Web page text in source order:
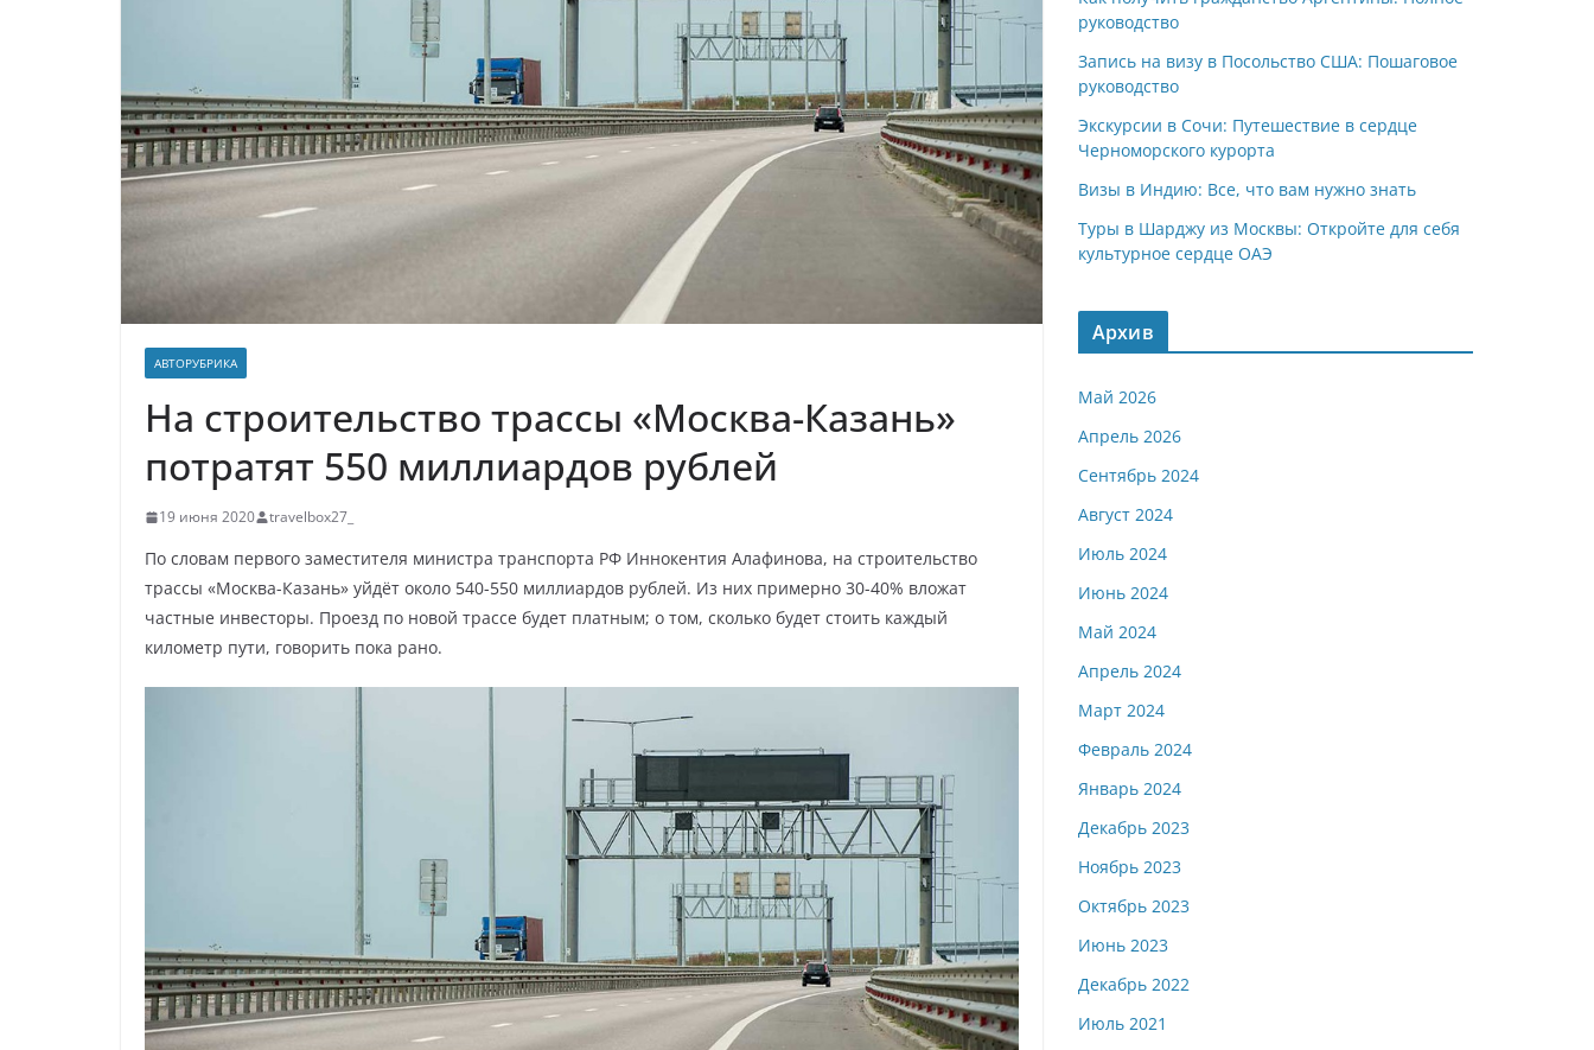
АВТОРУБРИКА
На строительство трассы «Москва-Казань»
потратят 550 миллиардов рублей
19 июня 2020 travelbox27_
По словам первого заместителя министра транспорта РФ Иннокентия Алафинова, на строительство
трассы «Москва-Казань» уйдёт около 540-550 миллиардов рублей. Из них примерно 30-40% вложат
частные инвесторы. Проезд по новой трассе будет платным; о том, сколько будет стоить каждый
километр пути, говорить пока рано.
руководство
Запись на визу в Посольство США: Пошаговое
руководство
Экскурсии в Сочи: Путешествие в сердце
Черноморского курорта
Визы в Индию: Все, что вам нужно знать
Туры в Шарджу из Москвы: Откройте для себя
культурное сердце ОАЭ
Архив
Май 2026
Апрель 2026
Сентябрь 2024
Август 2024
Июль 2024
Июнь 2024
Май 2024
Апрель 2024
Март 2024
Февраль 2024
Январь 2024
Декабрь 2023
Ноябрь 2023
Октябрь 2023
Июнь 2023
Декабрь 2022
Июль 2021